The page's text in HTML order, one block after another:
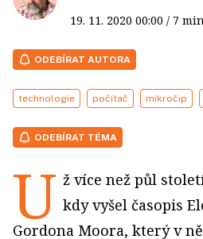
19. 11. 2020 00:00 / 7
ODEBÍRAT AUTORA
technologie počítač mikročip
ODEBÍRAT TÉMA
U ž více než půl
kdy vyšel časopis
Gordona Moora, který v